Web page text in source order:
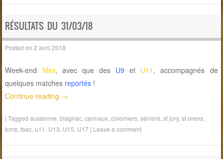
RÉSULTATS DU 31/03/18
Posted on2 avril 2018
Week-end Mini, avec que des U9 et U11 , accompagnés de
quelques matches reportés !
Continue reading →
|Taggedaussonne ,blagnac ,carmaux ,colomiers ,séniors ,st jory,st orens
tcms ,toac ,u11 U13 U15 U17 | Leave a comment